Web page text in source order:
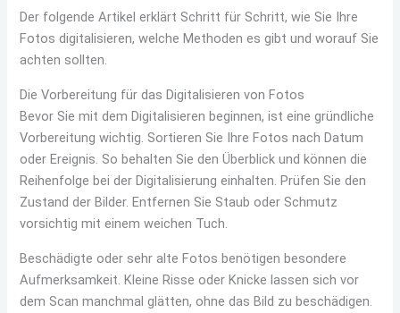
Der folgende Artikel erklärt Schritt für Schritt, wie Sie Ihre
Fotos digitalisieren, welche Methoden es gibt und worauf Sie
achten sollten.
Die Vorbereitung für das Digitalisieren von Fotos
Bevor Sie mit dem Digitalisieren beginnen, ist eine gründliche
Vorbereitung wichtig. Sortieren Sie Ihre Fotos nach Datum
oder Ereignis. So behalten Sie den Überblick und können die
Reihenfolge bei der Digitalisierung einhalten. Prüfen Sie den
Zustand der Bilder. Entfernen Sie Staub oder Schmutz
vorsichtig mit einem weichen Tuch.
Beschädigte oder sehr alte Fotos benötigen besondere
Aufmerksamkeit. Kleine Risse oder Knicke lassen sich vor
dem Scan manchmal glätten, ohne das Bild zu beschädigen.